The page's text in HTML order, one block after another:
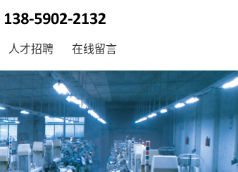
人才招聘 在线留言